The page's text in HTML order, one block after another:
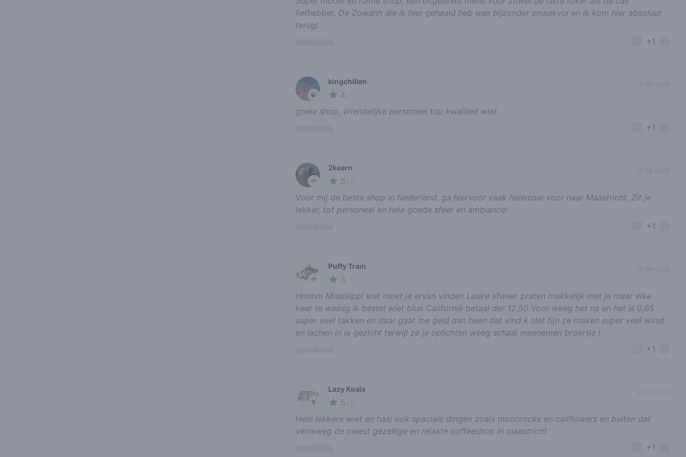
liefhebber. De Zowahh die ik hier gehaald heb was bijzonder smaakvol en ik kom hier absoluut
terug!
+1
🍃
kingchillen
4
11-10-2023
goeie shop, vriendelijke personeel top kwaliteit wiet
+1
🌱
2keern
5
11-04-2023
Voor mij de beste shop in Nederland, ga hiervoor vaak helemaal voor naar Maastricht. Zit je
lekker, tof personeel en hele goede sfeer en ambiance!
+1
🌱
Puffy Train
3
Hmmm Missisippi wat moet je ervan vinden Leuke sfweer praten makkelijk met je maar elke
keer te weinig ik bestel wiet blue Californië betaal der 12.50 Voor weeg het na en het is 0,65
super veel takken en daar gaat me geld dan heen dat vind k niet fijn ze maken super veel winst
en lachen in je gezicht terwijl ze je oplichten weeg schaal meenemen broertje !
+1
🥦
Lazy Koala
5
Hele lekkere wiet en hasj ook speciale dingen zoals moonrocks en califlowers en buiten dat
verreweg de meest gezellige en relaxte coffeeshop in maastricht
+1